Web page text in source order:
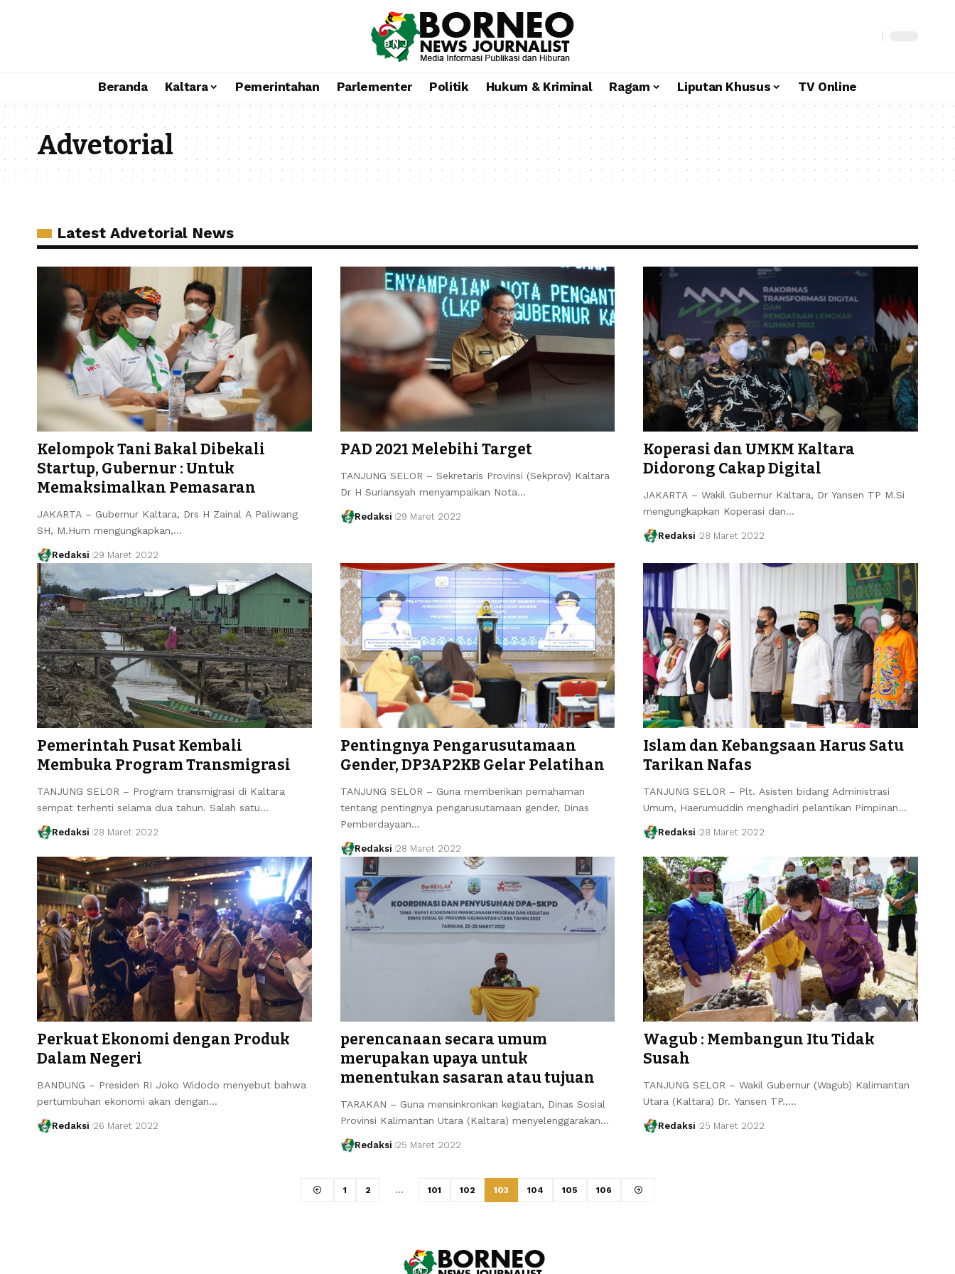
Beranda Kaltara Pemerintahan Parlementer Politik Hukum & Kriminal Ragam Liputan Khusus TV Online
Advetorial
Latest Advetorial News
Kelompok Tani Bakal Dibekali
Startup, Gubernur : Untuk
Memaksimalkan Pemasaran
JAKARTA – Gubernur Kaltara, Drs H Zainal A Paliwang
SH, M.Hum mengungkapkan,…
Redaksi 29 Maret 2022
PAD 2021 Melebihi Target
TANJUNG SELOR – Sekretaris Provinsi (Sekprov) Kaltara
Dr H Suriansyah menyampaikan Nota…
Redaksi 29 Maret 2022
Koperasi dan UMKM Kaltara
Didorong Cakap Digital
JAKARTA – Wakil Gubernur Kaltara, Dr Yansen TP M.Si
mengungkapkan Koperasi dan…
Redaksi 28 Maret 2022
Pemerintah Pusat Kembali
Membuka Program Transmigrasi
TANJUNG SELOR – Program transmigrasi di Kaltara
sempat terhenti selama dua tahun. Salah satu…
Redaksi 28 Maret 2022
Pentingnya Pengarusutamaan
Gender, DP3AP2KB Gelar Pelatihan
TANJUNG SELOR – Guna memberikan pemahaman
tentang pentingnya pengarusutamaan gender, Dinas
Pemberdayaan…
Redaksi 28 Maret 2022
Islam dan Kebangsaan Harus Satu
Tarikan Nafas
TANJUNG SELOR – Plt. Asisten bidang Administrasi
Umum, Haerumuddin menghadiri pelantikan Pimpinan…
Redaksi 28 Maret 2022
Perkuat Ekonomi dengan Produk
Dalam Negeri
BANDUNG – Presiden RI Joko Widodo menyebut bahwa
pertumbuhan ekonomi akan dengan…
Redaksi 26 Maret 2022
perencanaan secara umum
merupakan upaya untuk
menentukan sasaran atau tujuan
TARAKAN – Guna mensinkronkan kegiatan, Dinas Sosial
Provinsi Kalimantan Utara (Kaltara) menyelenggarakan…
Redaksi 25 Maret 2022
Wagub : Membangun Itu Tidak
Susah
TANJUNG SELOR – Wakil Gubernur (Wagub) Kalimantan
Utara (Kaltara) Dr. Yansen TP.,…
Redaksi 25 Maret 2022
1 2 … 101 102 103 104 105 106